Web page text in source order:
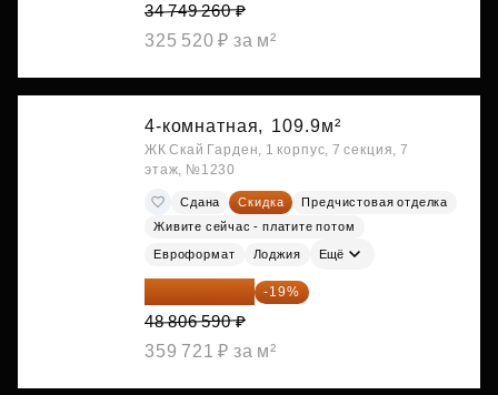
34 749 260 ₽
325 520 ₽ за м²
4-комнатная, 109.9м²
ЖК Скай Гарден, 1 корпус, 7 секция, 7
этаж, №1230
Сдана Скидка
Предчистовая отделка
Живите сейчас - платите потом
Евроформат Лоджия Ещё
39 533 338 ₽ -19%
48 806 590 ₽
359 721 ₽ за м²